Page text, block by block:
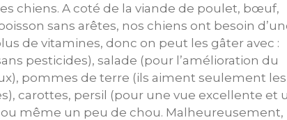
chiens. A coté de la viande de poulet, bœuf,
sans arêtes, nos chiens ont besoin
de vitamines, donc on peut les gâter avec :
pesticides), salade (pour l’amélioration du
pommes de terre (ils aiment seulement les
carottes, persil (pour une vue excellente et
même un peu de chou. Malheureusement,